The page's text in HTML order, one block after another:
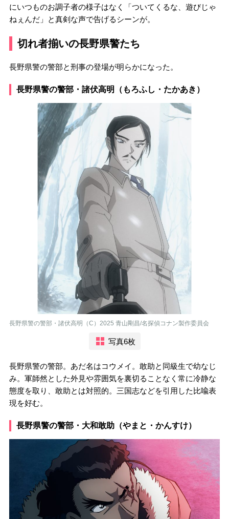
にいつものお調子者の様子はなく「ついてくるな、遊びじゃ
ねぇんだ」と真剣な声で告げるシーンが。
切れ者揃いの長野県警たち
長野県警の警部と刑事の登場が明らかになった。
長野県警の警部・諸伏高明（もろふし・たかあき）
長野県警の警部・諸伏高明（C）2025 青山剛昌/名探偵コナン製作委員会
写真6枚
長野県警の警部。あだ名はコウメイ。敢助と同級生で幼なじ
み。軍師然とした外見や雰囲気を裏切ることなく常に冷静な
態度を取り、敢助とは対照的。三国志などを引用した比喩表
現を好む。
長野県警の警部・大和敢助（やまと・かんすけ）